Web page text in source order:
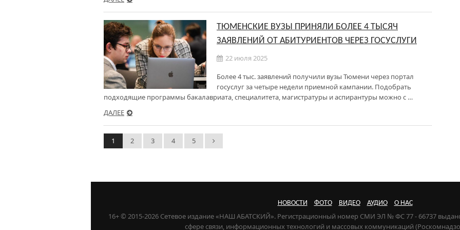
ТЮМЕНСКИЕ ВУЗЫ ПРИНЯЛИ БОЛЕЕ 4 ТЫСЯЧ
ЗАЯВЛЕНИЙ ОТ АБИТУРИЕНТОВ ЧЕРЕЗ ГОСУСЛУГИ
22 июля 2025
Более 4 тыс. заявлений получили вузы Тюмени через портал
госуслуг за четыре недели приемной кампании. Подобрать
подходящие программы бакалавриата, специалитета, магистратуры и аспирантуры можно с …
ДАЛЕЕ
1 2 3 4 5
НОВОСТИ ФОТО ВИДЕО АУДИО О НАС
16+ © 2015-2026 Сетевое издание «НАШ АБАТСКИЙ». Регистрационный номер СМИ ЭЛ № ФС 77 - 66737
сфере связи, информационных технологий и массовых коммуникаций